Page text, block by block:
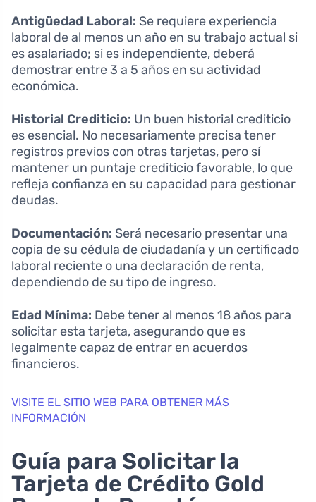
Antigüedad Laboral: Se requiere experiencia
laboral de al menos un año en su trabajo actual si
es asalariado; si es independiente, deberá
demostrar entre 3 a 5 años en su actividad
económica.
Historial Crediticio: Un buen historial crediticio
es esencial. No necesariamente precisa tener
registros previos con otras tarjetas, pero sí
mantener un puntaje crediticio favorable, lo que
refleja confianza en su capacidad para gestionar
deudas.
Documentación: Será necesario presentar una
copia de su cédula de ciudadanía y un certificado
laboral reciente o una declaración de renta,
dependiendo de su tipo de ingreso.
Edad Mínima: Debe tener al menos 18 años para
solicitar esta tarjeta, asegurando que es
legalmente capaz de entrar en acuerdos
financieros.
VISITE EL SITIO WEB PARA OBTENER MÁS
INFORMACIÓN
Guía para Solicitar la
Tarjeta de Crédito Gold